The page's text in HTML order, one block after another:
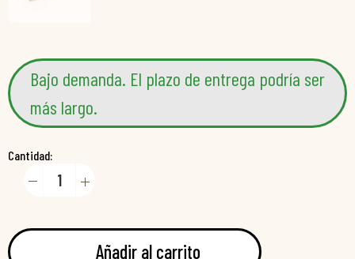
Bajo demanda. El plazo de entrega podría ser
más largo.
Cantidad:
Añadir al carrito